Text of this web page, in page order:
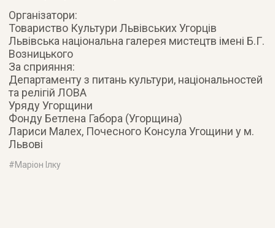
Організатори:
Товариство Культури Львівських Угорців
Львівська національна галерея мистецтв імені Б.Г.
Возницького
За сприяння:
Департаменту з питань культури, національностей
та релігій ЛОВА
Уряду Угорщини
Фонду Бетлена Габора (Угорщина)
Лариси Малех, Почесного Консула Угощини у м.
Львові
#Маріон Ілку